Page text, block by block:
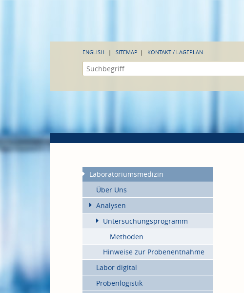
ENGLISH SITEMAP KONTAKT / LAGEPLAN
Laboratoriumsmedizin
Über Uns
Analysen
Untersuchungsprogramm
Methoden
Hinweise zur Probenentnahme
Labor digital
Probenlogistik